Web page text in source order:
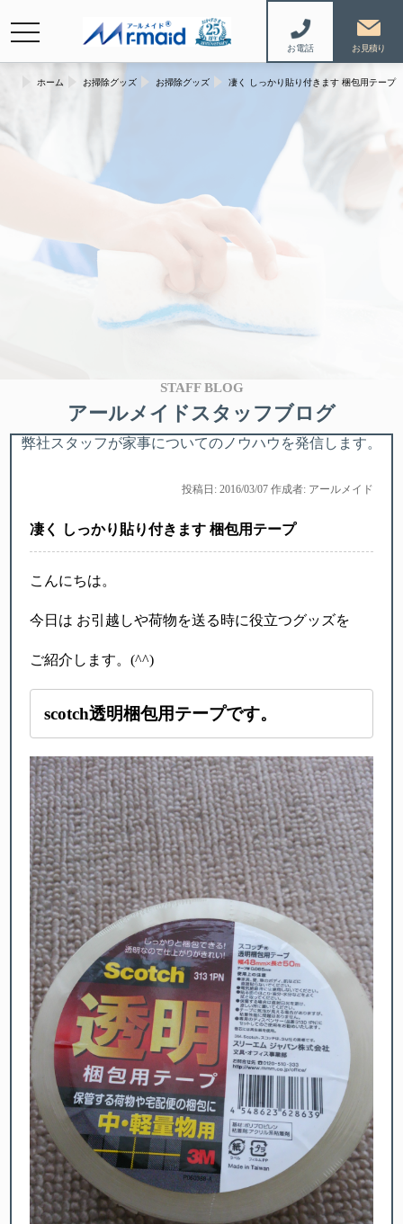
お電話
navigation
STAFF BLOG
アールメイドスタッフブログ
弊社スタッフが家事についてのノウハウを発信します。
ホーム お掃除グッズ お掃除グッズ 凄く しっかり貼り付きます 梱包用テープ
投稿日: 2016/03/07 作成者: アールメイド
凄く しっかり貼り付きます 梱包用テープ
こんにちは。
今日は お引越しや荷物を送る時に役立つグッズを
ご紹介します。(^^)
scotch透明梱包用テープです。